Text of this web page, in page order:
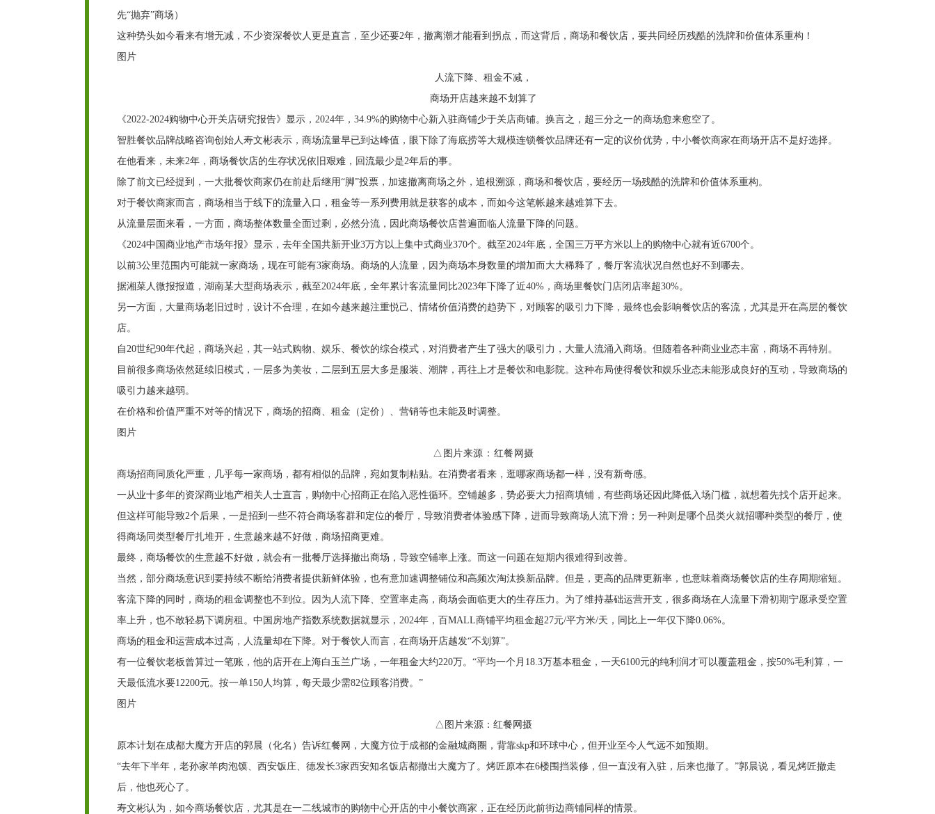
先“抛弃”商场）
这种势头如今看来有增无减，不少资深餐饮人更是直言，至少还要2年，撤离潮才能看到拐点，而这背后，商场和餐饮店，要共同经历残酷的洗牌和价值体系重构！
图片
人流下降、租金不减，
商场开店越来越不划算了
《2022-2024购物中心开关店研究报告》显示，2024年，34.9%的购物中心新入驻商铺少于关店商铺。换言之，超三分之一的商场愈来愈空了。
智胜餐饮品牌战略咨询创始人寿文彬表示，商场流量早已到达峰值，眼下除了海底捞等大规模连锁餐饮品牌还有一定的议价优势，中小餐饮商家在商场开店不是好选择。
在他看来，未来2年，商场餐饮店的生存状况依旧艰难，回流最少是2年后的事。
除了前文已经提到，一大批餐饮商家仍在前赴后继用“脚”投票，加速撤离商场之外，追根溯源，商场和餐饮店，要经历一场残酷的洗牌和价值体系重构。
对于餐饮商家而言，商场相当于线下的流量入口，租金等一系列费用就是获客的成本，而如今这笔帐越来越难算下去。
从流量层面来看，一方面，商场整体数量全面过剩，必然分流，因此商场餐饮店普遍面临人流量下降的问题。
《2024中国商业地产市场年报》显示，去年全国共新开业3万方以上集中式商业370个。截至2024年底，全国三万平方米以上的购物中心就有近6700个。
以前3公里范围内可能就一家商场，现在可能有3家商场。商场的人流量，因为商场本身数量的增加而大大稀释了，餐厅客流状况自然也好不到哪去。
据湘菜人微报报道，湖南某大型商场表示，截至2024年底，全年累计客流量同比2023年下降了近40%，商场里餐饮门店闭店率超30%。
另一方面，大量商场老旧过时，设计不合理，在如今越来越注重悦己、情绪价值消费的趋势下，对顾客的吸引力下降，最终也会影响餐饮店的客流，尤其是开在高层的餐饮
店。
自20世纪90年代起，商场兴起，其一站式购物、娱乐、餐饮的综合模式，对消费者产生了强大的吸引力，大量人流涌入商场。但随着各种商业业态丰富，商场不再特别。
目前很多商场依然延续旧模式，一层多为美妆，二层到五层大多是服装、潮牌，再往上才是餐饮和电影院。这种布局使得餐饮和娱乐业态未能形成良好的互动，导致商场的
吸引力越来越弱。
在价格和价值严重不对等的情况下，商场的招商、租金（定价）、营销等也未能及时调整。
图片
△图片来源：红餐网摄
商场招商同质化严重，几乎每一家商场，都有相似的品牌，宛如复制粘贴。在消费者看来，逛哪家商场都一样，没有新奇感。
一从业十多年的资深商业地产相关人士直言，购物中心招商正在陷入恶性循环。空铺越多，势必要大力招商填铺，有些商场还因此降低入场门槛，就想着先找个店开起来。
但这样可能导致2个后果，一是招到一些不符合商场客群和定位的餐厅，导致消费者体验感下降，进而导致商场人流下滑；另一种则是哪个品类火就招哪种类型的餐厅，使
得商场同类型餐厅扎堆开，生意越来越不好做，商场招商更难。
最终，商场餐饮的生意越不好做，就会有一批餐厅选择撤出商场，导致空铺率上涨。而这一问题在短期内很难得到改善。
当然，部分商场意识到要持续不断给消费者提供新鲜体验，也有意加速调整铺位和高频次淘汰换新品牌。但是，更高的品牌更新率，也意味着商场餐饮店的生存周期缩短。
客流下降的同时，商场的租金调整也不到位。因为人流下降、空置率走高，商场会面临更大的生存压力。为了维持基础运营开支，很多商场在人流量下滑初期宁愿承受空置
率上升，也不敢轻易下调房租。中国房地产指数系统数据就显示，2024年，百MALL商铺平均租金超27元/平方米/天，同比上一年仅下降0.06%。
商场的租金和运营成本过高，人流量却在下降。对于餐饮人而言，在商场开店越发“不划算”。
有一位餐饮老板曾算过一笔账，他的店开在上海白玉兰广场，一年租金大约220万。“平均一个月18.3万基本租金，一天6100元的纯利润才可以覆盖租金，按50%毛利算，一
天最低流水要12200元。按一单150人均算，每天最少需82位顾客消费。”
图片
△图片来源：红餐网摄
原本计划在成都大魔方开店的郭晨（化名）告诉红餐网，大魔方位于成都的金融城商圈，背靠skp和环球中心，但开业至今人气远不如预期。
“去年下半年，老孙家羊肉泡馍、西安饭庄、德发长3家西安知名饭店都撤出大魔方了。烤匠原本在6楼围挡装修，但一直没有入驻，后来也撤了。”郭晨说，看见烤匠撤走
后，他也死心了。
寿文彬认为，如今商场餐饮店，尤其是在一二线城市的购物中心开店的中小餐饮商家，正在经历此前街边商铺同样的情景。